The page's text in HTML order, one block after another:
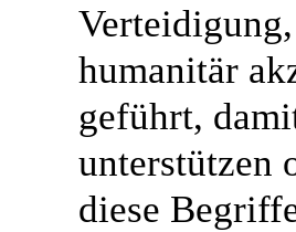
humanitär
geführt,
unterstützen
diese